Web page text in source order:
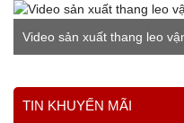
Video sản xuất thang leo
TIN KHUYẾN MÃI